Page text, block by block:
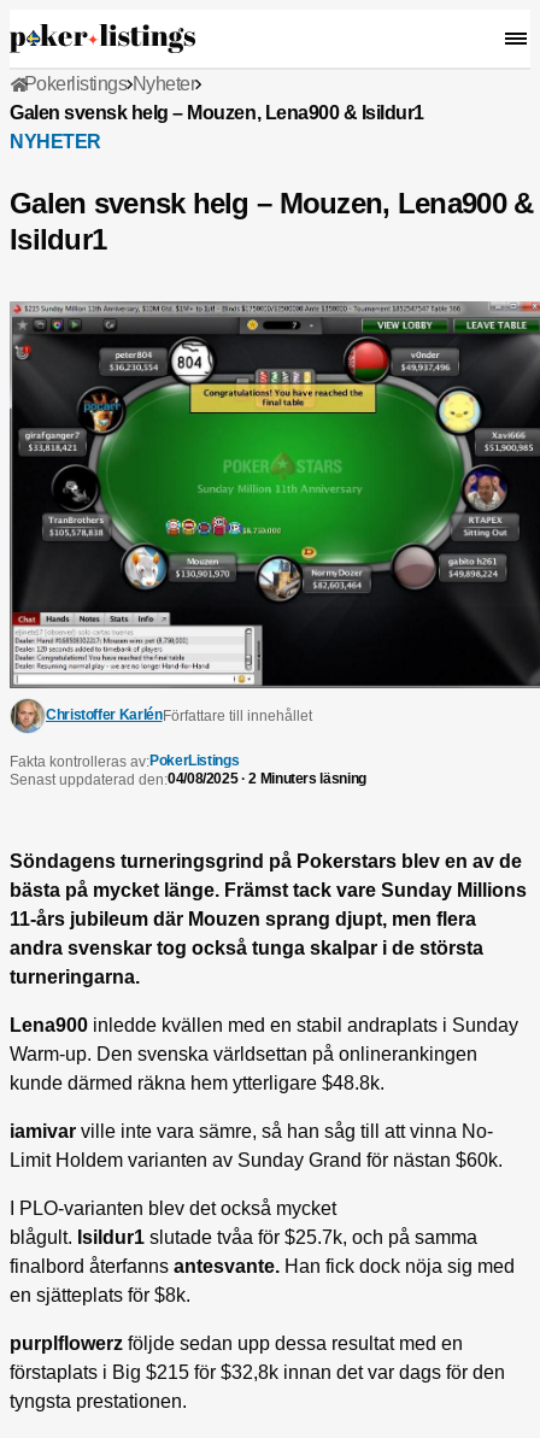
Pokerlistings Nyheter
Galen svensk helg – Mouzen, Lena900 & Isildur1
NYHETER
Galen svensk helg – Mouzen, Lena900 &
Isildur1
Christoffer KarlénFörfattare till innehållet
Fakta kontrolleras av:PokerListings
Senast uppdaterad den:04/08/2025 · 2 Minuters läsning
Söndagens turneringsgrind på Pokerstars blev en av de
bästa på mycket länge. Främst tack vare Sunday Millions
11-års jubileum där Mouzen sprang djupt, men flera
andra svenskar tog också tunga skalpar i de största
turneringarna.
Lena900 inledde kvällen med en stabil andraplats i Sunday
Warm-up. Den svenska världsettan på onlinerankingen
kunde därmed räkna hem ytterligare $48.8k.
iamivar ville inte vara sämre, så han såg till att vinna No-
Limit Holdem varianten av Sunday Grand för nästan $60k.
I PLO-varianten blev det också mycket
blågult. Isildur1 slutade tvåa för $25.7k, och på samma
finalbord återfanns antesvante. Han fick dock nöja sig med
en sjätteplats för $8k.
purplflowerz följde sedan upp dessa resultat med en
förstaplats i Big $215 för $32,8k innan det var dags för den
tyngsta prestationen.